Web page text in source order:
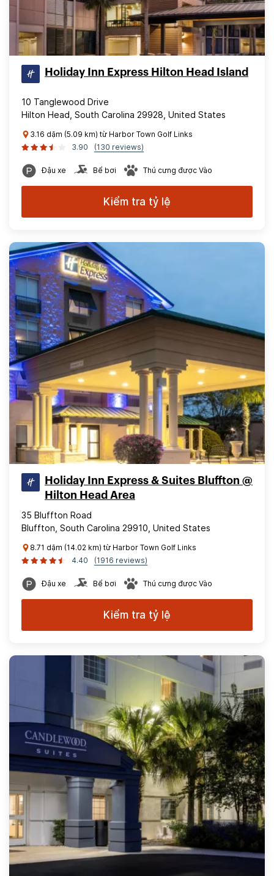
Holiday Inn Express Hilton Head Island
10 Tanglewood Drive
Hilton Head, South Carolina 29928, United States
3.16 dặm (5.09 km) từ Harbor Town Golf Links
3.90
(130 reviews)
Đậu xe Bể bơi Thú cưng được Vào
Kiểm tra tỷ lệ
Holiday Inn Express & Suites Bluffton @
Hilton Head Area
35 Bluffton Road
Bluffton, South Carolina 29910, United States
8.71 dặm (14.02 km) từ Harbor Town Golf Links
4.40
(1916 reviews)
Đậu xe Bể bơi Thú cưng được Vào
Kiểm tra tỷ lệ